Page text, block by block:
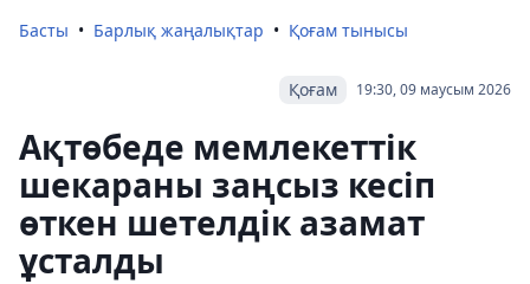
Басты Барлық жаңалықтар Қоғам тынысы
19:30, 09 маусым 2026
Қоғам
Ақтөбеде мемлекеттік
шекараны заңсыз кесіп
өткен шетелдік азамат
ұсталды